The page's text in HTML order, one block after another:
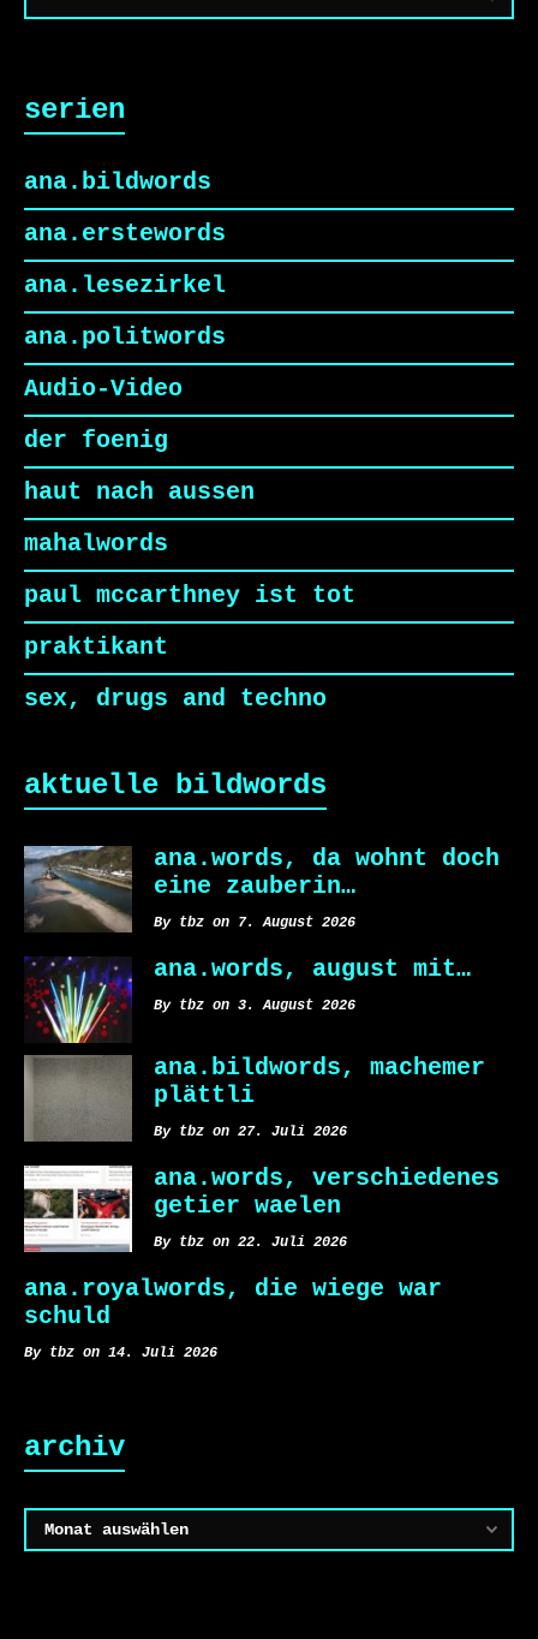
serien
ana.bildwords
ana.erstewords
ana.lesezirkel
ana.politwords
Audio-Video
der foenig
haut nach aussen
mahalwords
paul mccarthney ist tot
praktikant
sex, drugs and techno
aktuelle bildwords
ana.words, da wohnt doch
eine zauberin…
By tbz on 7. August 2026
ana.words, august mit…
By tbz on 3. August 2026
ana.bildwords, machemer
plättli
By tbz on 27. Juli 2026
ana.words, verschiedenes
getier waelen
By tbz on 22. Juli 2026
ana.royalwords, die wiege war
schuld
By tbz on 14. Juli 2026
archiv
Archiv